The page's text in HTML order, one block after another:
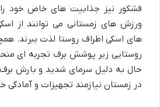
فشکور نیز جذابیت های خاص خود را
ورزش های زمستانی می توانند از
های اسکی اطراف روستا لذت ببرند.
روستایی زیر پوشش برف تجربه ای
حال به دلیل سرمای شدید و بارش
در زمستان نیازمند تجهیزات و